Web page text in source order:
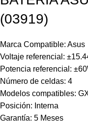
(03919)
Marca Compatible: Asus
Voltaje referencial:
Potencia referencial:
Número de celdas: 4
Modelos compatibles:
Posición: Interna
Garantía: 5 Meses